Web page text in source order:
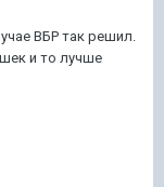
ВБР так решил.
и то лучше